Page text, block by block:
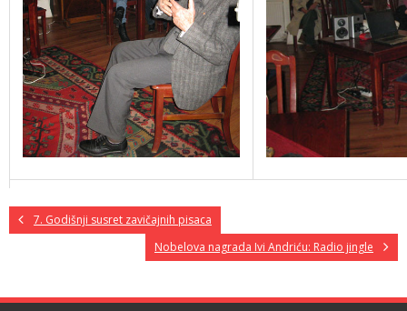
7. Godišnji susret zavičajnih pisaca
Nobelova nagrada Ivi Andriću: Radio jingle